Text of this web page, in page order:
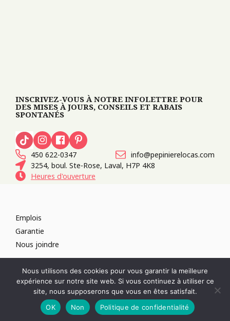
INSCRIVEZ-VOUS À NOTRE INFOLETTRE POUR
DES MISES À JOURS, CONSEILS ET RABAIS
SPONTANÉS
450 622-0347
info@pepinierelocas.com
3254, boul. Ste-Rose, Laval, H7P 4K8
Heures d'ouverture
Emplois
Garantie
Nous joindre
SITES WEB :PAR DESIGN, AGENCE WEB
RÉVOQUER LE CONSENTEMENT
POLITIQUE DE CONFIDENTIALITÉ
Nous utilisons des cookies pour vous garantir la meilleure
expérience sur notre site web. Si vous continuez à utiliser ce
site, nous supposerons que vous en êtes satisfait.
OK
Non Politique de confidentialité